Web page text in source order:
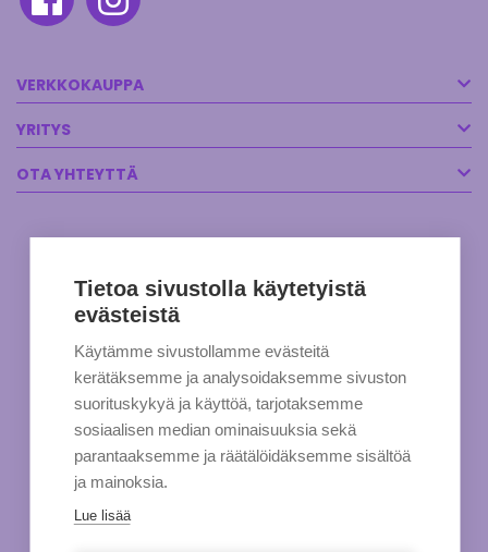
VERKKOKAUPPA
YRITYS
OTA YHTEYTTÄ
Tietoa sivustolla käytetyistä
evästeistä
Käytämme sivustollamme evästeitä
kerätäksemme ja analysoidaksemme sivuston
suorituskykyä ja käyttöä, tarjotaksemme
sosiaalisen median ominaisuuksia sekä
parantaaksemme ja räätälöidäksemme sisältöä
ja mainoksia.
Lue lisää